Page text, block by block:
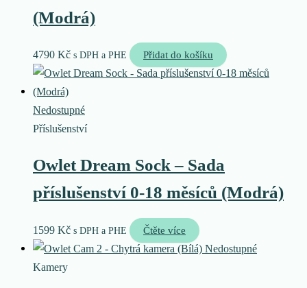
(Modrá)
4790 Kč s DPH a PHE Přidat do košíku
Nedostupné
Příslušenství
Owlet Dream Sock – Sada
příslušenství 0-18 měsíců (Modrá)
1599 Kč s DPH a PHE Čtěte více
Nedostupné
Kamery